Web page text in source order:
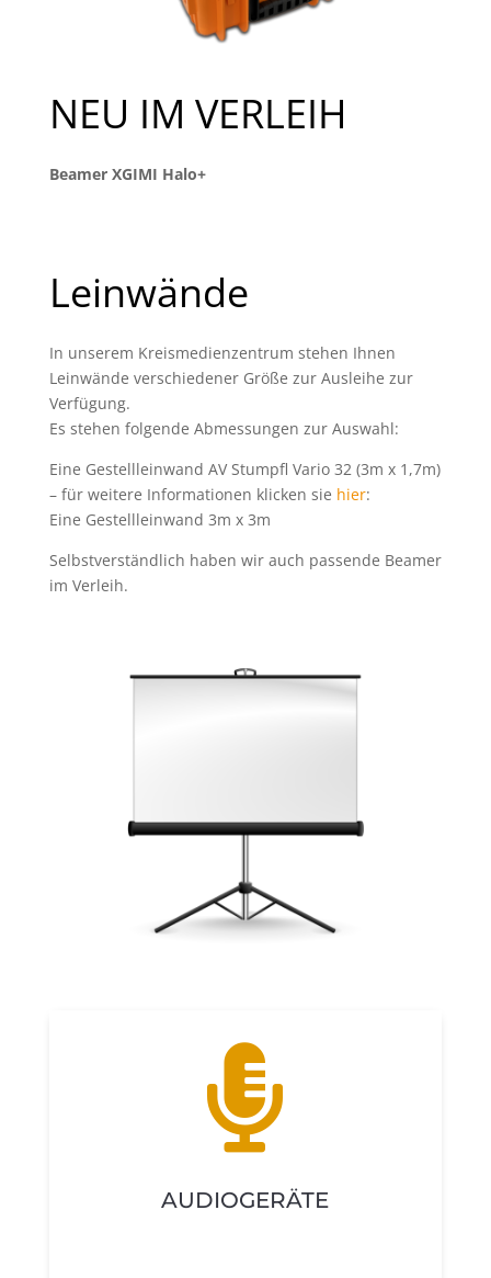
NEU IM VERLEIH
Beamer XGIMI Halo+
Leinwände
In unserem Kreismedienzentrum stehen Ihnen
Leinwände verschiedener Größe zur Ausleihe zur
Verfügung.
Es stehen folgende Abmessungen zur Auswahl:
Eine Gestellleinwand AV Stumpfl Vario 32 (3m x 1,7m)
– für weitere Informationen klicken sie hier:
Eine Gestellleinwand 3m x 3m
Selbstverständlich haben wir auch passende Beamer
im Verleih.

AUDIOGERÄTE